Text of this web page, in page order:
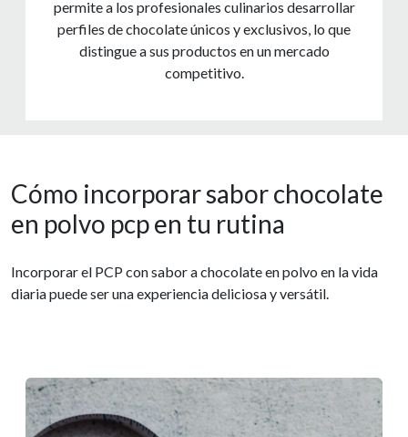
permite a los profesionales culinarios desarrollar
perfiles de chocolate únicos y exclusivos, lo que
distingue a sus productos en un mercado
competitivo.
Cómo incorporar sabor chocolate
en polvo pcp en tu rutina
Incorporar el PCP con sabor a chocolate en polvo en la vida
diaria puede ser una experiencia deliciosa y versátil.